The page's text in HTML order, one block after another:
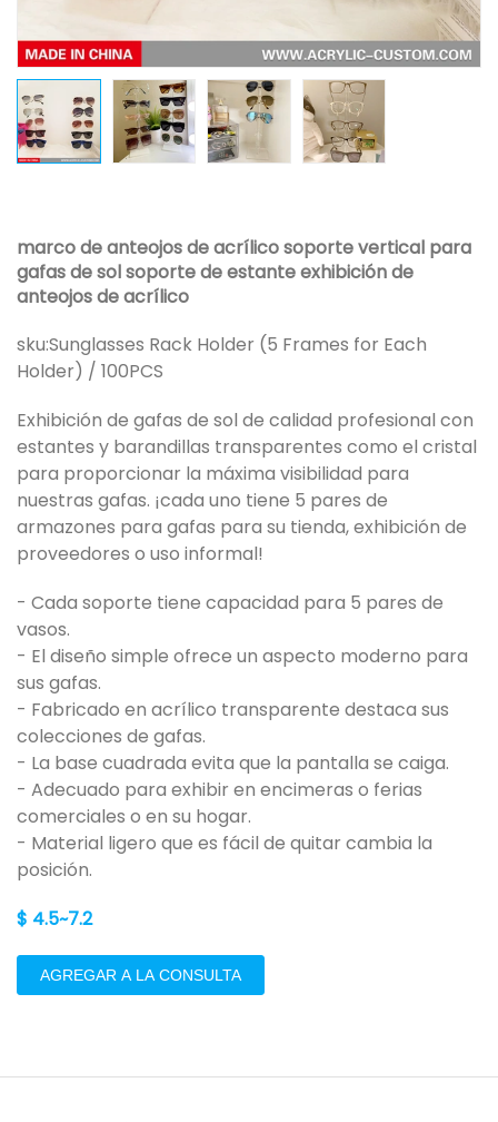
marco de anteojos de acrílico soporte vertical para
gafas de sol soporte de estante exhibición de
anteojos de acrílico
sku:Sunglasses Rack Holder (5 Frames for Each
Holder) / 100PCS
Exhibición de gafas de sol de calidad profesional con
estantes y barandillas transparentes como el cristal
para proporcionar la máxima visibilidad para
nuestras gafas. ¡cada uno tiene 5 pares de
armazones para gafas para su tienda, exhibición de
proveedores o uso informal!
- Cada soporte tiene capacidad para 5 pares de
vasos.
- El diseño simple ofrece un aspecto moderno para
sus gafas.
- Fabricado en acrílico transparente destaca sus
colecciones de gafas.
- La base cuadrada evita que la pantalla se caiga.
- Adecuado para exhibir en encimeras o ferias
comerciales o en su hogar.
- Material ligero que es fácil de quitar cambia la
posición.
$ 4.5~7.2
AGREGAR A LA CONSULTA